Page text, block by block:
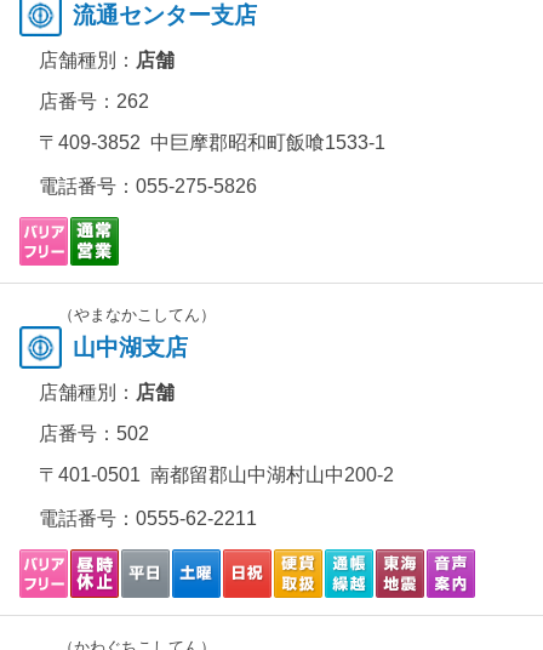
流通センター支店
店舗種別： 店舗
店番号：262
〒409-3852 中巨摩郡昭和町飯喰1533-1
電話番号： 055-275-5826
（やまなかこしてん）
山中湖支店
店舗種別： 店舗
店番号：502
〒401-0501 南都留郡山中湖村山中200-2
電話番号： 0555-62-2211